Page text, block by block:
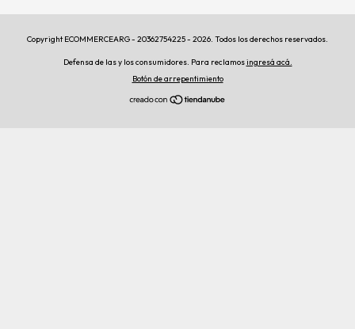
Copyright ECOMMERCEARG - 20362754225 - 2026. Todos los derechos reservados.
Defensa de las y los consumidores. Para reclamosingresá acá.
Botón de arrepentimiento